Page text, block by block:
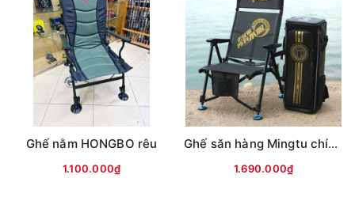
Ghế nằm HONGBO rêu
1.100.000₫
Ghế săn hàng Mingtu chính hãng (kèm Balo da)
1.690.000₫